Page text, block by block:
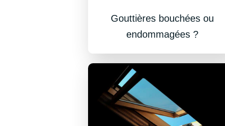
Gouttières bouchées ou
endommagées ?